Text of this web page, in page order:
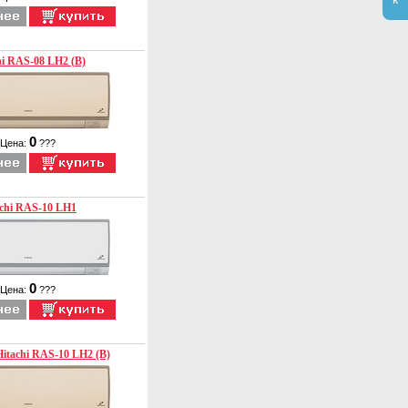
RAS-08 LH2 (B)
Цена: 0 ???
RAS-10 LH1
Цена: 0 ???
RAS-10 LH2 (B)